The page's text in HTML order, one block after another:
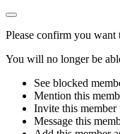
Please confirm you want
You will no longer be
See blocked
Mention this
Invite this member
Message this